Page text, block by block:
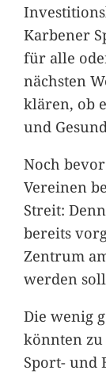
Karbener
für alle
nächsten
klären, ob
und
Noch
Vereinen
Streit:
bereits
Zentrum
werden
Die wenig
könnten
Sport- und